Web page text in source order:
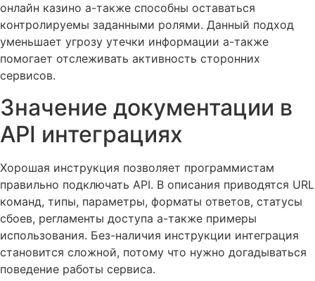
онлайн казино а-также способны оставаться
контролируемы заданными ролями. Данный подход
уменьшает угрозу утечки информации а-также
помогает отслеживать активность сторонних
сервисов.
Значение документации в
API интеграциях
Хорошая инструкция позволяет программистам
правильно подключать API. В описания приводятся URL
команд, типы, параметры, форматы ответов, статусы
сбоев, регламенты доступа а-также примеры
использования. Без-наличия инструкции интеграция
становится сложной, потому что нужно догадываться
поведение работы сервиса.